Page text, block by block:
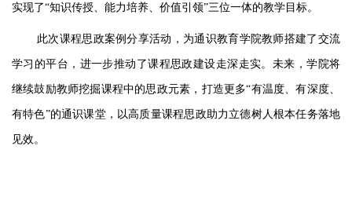
实现了“知识传授、能力培养、价值引领”三位一体的教学目标。
此次课程思政案例分享活动，为通识教育学院教师搭建了交流
学习的平台，进一步推动了课程思政建设走深走实。未来，学院将
继续鼓励教师挖掘课程中的思政元素，打造更多“有温度、有深度、
有特色”的通识课堂，以高质量课程思政助力立德树人根本任务落地
见效。